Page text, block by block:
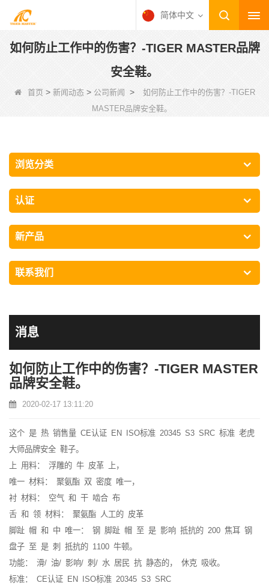
简体中文
如何防止工作中的伤害？-TIGER MASTER品牌
安全鞋。
首页 > 新闻动态> 公司新闻 >
如何防止工作中的伤害？-TIGER
MASTER品牌安全鞋。
浏览分类
认证
新产品
联系我们
消息
如何防止工作中的伤害？-TIGER MASTER
品牌安全鞋。
2020-02-17 13:11:20
这个 是 热 销售量 CE认证 EN ISO标准 20345 S3 SRC 标准 老虎
大师品牌安全 鞋子。
上 用料： 浮雕的 牛 皮革 上，
唯一 材料： 聚氨酯 双 密度 唯一，
衬 材料： 空气 和 干 啮合 布
舌 和 领 材料： 聚氨酯 人工的 皮革
脚趾 帽 和 中 唯一： 钢 脚趾 帽 至 是 影响 抵抗的 200 焦耳 钢
盘子 至 是 刺 抵抗的 1100 牛顿。
功能：
滑/ 油/ 影响/ 刺/ 水 居民 抗 静态的， 休克 吸收。
标准：
CE认证 EN ISO标准 20345 S3 SRC